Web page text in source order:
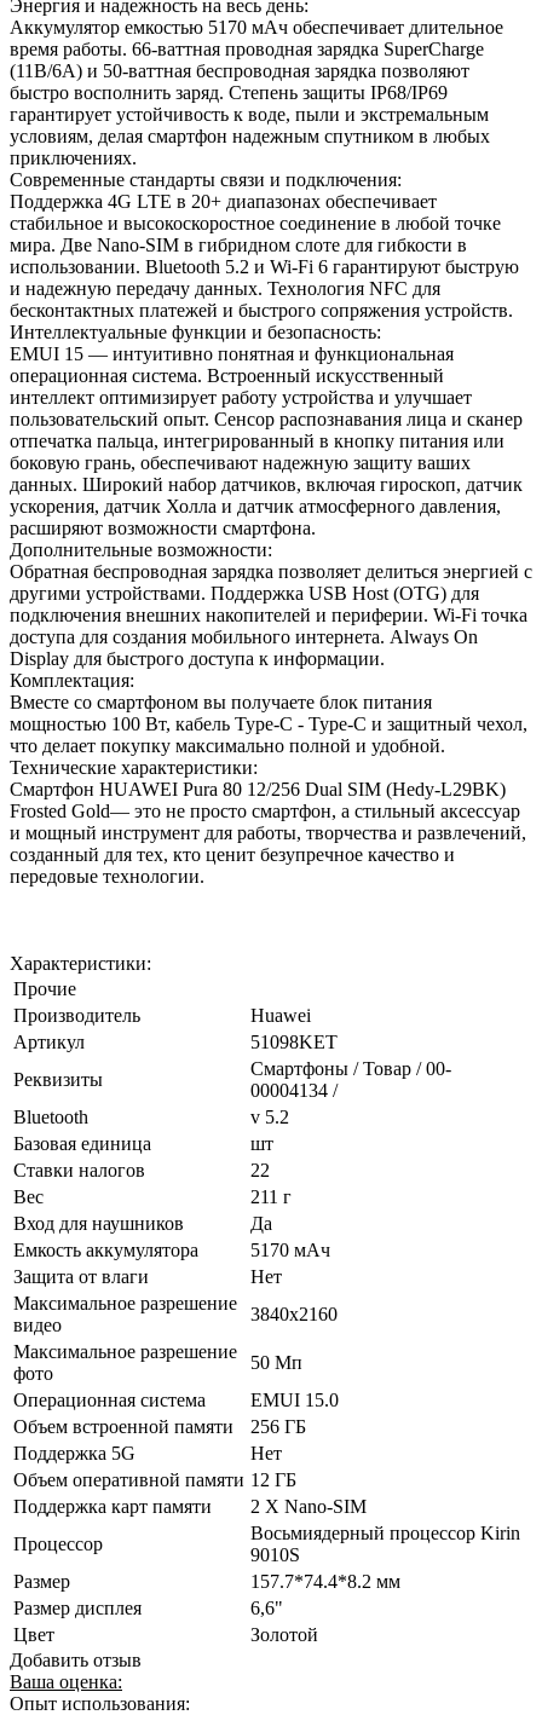
Энергия и надежность на весь день:
Аккумулятор емкостью 5170 мАч обеспечивает длительное
время работы. 66-ваттная проводная зарядка SuperCharge
(11В/6А) и 50-ваттная беспроводная зарядка позволяют
быстро восполнить заряд. Степень защиты IP68/IP69
гарантирует устойчивость к воде, пыли и экстремальным
условиям, делая смартфон надежным спутником в любых
приключениях.
Современные стандарты связи и подключения:
Поддержка 4G LTE в 20+ диапазонах обеспечивает
стабильное и высокоскоростное соединение в любой точке
мира. Две Nano-SIM в гибридном слоте для гибкости в
использовании. Bluetooth 5.2 и Wi-Fi 6 гарантируют быструю
и надежную передачу данных. Технология NFC для
бесконтактных платежей и быстрого сопряжения устройств.
Интеллектуальные функции и безопасность:
EMUI 15 — интуитивно понятная и функциональная
операционная система. Встроенный искусственный
интеллект оптимизирует работу устройства и улучшает
пользовательский опыт. Сенсор распознавания лица и сканер
отпечатка пальца, интегрированный в кнопку питания или
боковую грань, обеспечивают надежную защиту ваших
данных. Широкий набор датчиков, включая гироскоп, датчик
ускорения, датчик Холла и датчик атмосферного давления,
расширяют возможности смартфона.
Дополнительные возможности:
Обратная беспроводная зарядка позволяет делиться энергией с
другими устройствами. Поддержка USB Host (OTG) для
подключения внешних накопителей и периферии. Wi-Fi точка
доступа для создания мобильного интернета. Always On
Display для быстрого доступа к информации.
Комплектация:
Вместе со смартфоном вы получаете блок питания
мощностью 100 Вт, кабель Type-C - Type-C и защитный чехол,
что делает покупку максимально полной и удобной.
Технические характеристики:
Смартфон HUAWEI Pura 80 12/256 Dual SIM (Hedy-L29BK)
Frosted Gold— это не просто смартфон, а стильный аксессуар
и мощный инструмент для работы, творчества и развлечений,
созданный для тех, кто ценит безупречное качество и
передовые технологии.
Характеристики:
Прочие
Производитель
Huawei
Артикул
51098KET
Реквизиты
Смартфоны / Товар / 00-
00004134 /
Bluetooth
v 5.2
Базовая единица
шт
Ставки налогов
22
Вес
211 г
Вход для наушников
Да
Емкость аккумулятора
5170 мAч
Защита от влаги
Нет
Максимальное разрешение
видео
3840x2160
Максимальное разрешение
фото
50 Мп
Операционная система
EMUI 15.0
Объем встроенной памяти
256 ГБ
Поддержка 5G
Нет
Объем оперативной памяти 12 ГБ
Поддержка карт памяти
2 X Nano-SIM
Процессор
Восьмиядерный процессор Kirin
9010S
Размер
157.7*74.4*8.2 мм
Размер дисплея
6,6"
Цвет
Золотой
Добавить отзыв
Ваша оценка:
Опыт использования: